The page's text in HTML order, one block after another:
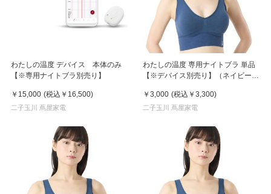
わたしの温度 デバイス 本体のみ
【※専用ナイトブラ別売り】
￥15,000 (税込 ￥16,500)
二子玉川 蔦屋家電
わたしの温度 専用ナイトブラ 単品
【※デバイス別売り】（ネイビー、
￥3,000 (税込 ￥3,300)
二子玉川 蔦屋家電